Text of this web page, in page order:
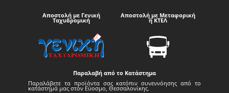
Αποστολή με Γενική
Ταχυδρομική
Αποστολή με Μεταφορική
ή ΚΤΕΛ
Παραλαβή από το Κατάστημα
Παραλάβετε τα προϊόντα σας κατόπιν συνεννόησης από το
κατάστημά μας στον Εύοσμο, Θεσσαλονίκης.